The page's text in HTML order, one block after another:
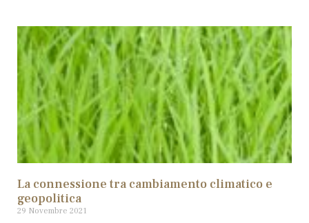
La connessione tra cambiamento climatico e
geopolitica
29 Novembre 2021